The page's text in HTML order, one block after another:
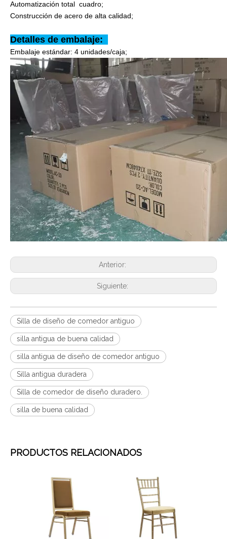
Automatización total cuadro;
Construcción de acero de alta calidad;
Detalles de embalaje:
Embalaje estándar: 4 unidades/caja;
Anterior:
Siguiente:
Silla de diseño de comedor antiguo
silla antigua de buena calidad
silla antigua de diseño de comedor antiguo
Silla antigua duradera
Silla de comedor de diseño duradero.
silla de buena calidad
PRODUCTOS RELACIONADOS